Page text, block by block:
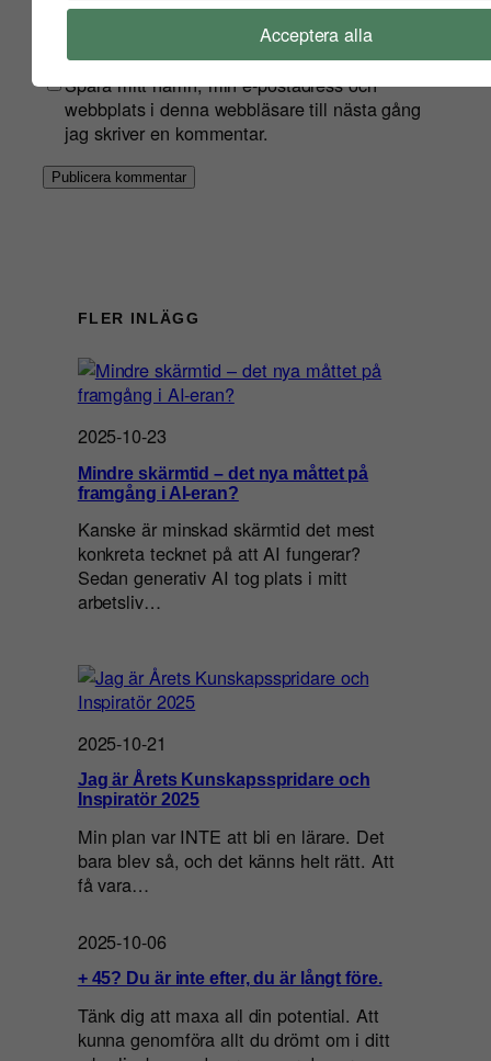
Webbplats
Spara mitt namn, min e-postadress och
webbplats i denna webbläsare till nästa gång
jag skriver en kommentar.
FLER INLÄGG
2025-10-23
Mindre skärmtid – det nya måttet på
framgång i AI-eran?
Kanske är minskad skärmtid det mest
konkreta tecknet på att AI fungerar?
Sedan generativ AI tog plats i mitt
arbetsliv…
2025-10-21
Jag är Årets Kunskapsspridare och
Inspiratör 2025
Min plan var INTE att bli en lärare. Det
bara blev så, och det känns helt rätt. Att
få vara…
2025-10-06
+ 45? Du är inte efter, du är långt före.
Tänk dig att maxa all din potential. Att
kunna genomföra allt du drömt om i ditt
Acceptera alla